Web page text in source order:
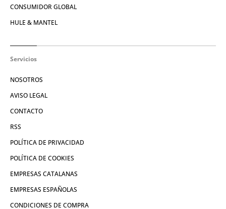
CONSUMIDOR GLOBAL
HULE & MANTEL
Servicios
NOSOTROS
AVISO LEGAL
CONTACTO
RSS
POLÍTICA DE PRIVACIDAD
POLÍTICA DE COOKIES
EMPRESAS CATALANAS
EMPRESAS ESPAÑOLAS
CONDICIONES DE COMPRA